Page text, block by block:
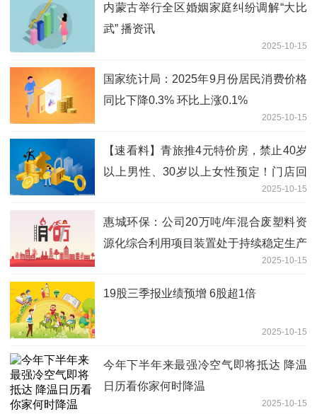
内蒙古举行全区婚姻家庭纠纷调解“大比
武” 播资讯
2025-10-15
国家统计局：2025年9月份居民消费价格
同比下降0.3% 环比上涨0.1%
2025-10-15
【速看料】青旅推4元特价房，禁止40岁
以上男性、30岁以上女性预定！门店回
2025-10-15
惠城环保：公司20万吨/年混合废塑料资
源化综合利用项目装置处于持续稳定生产
2025-10-15
19股三季报业绩预增 6股超1倍
2025-10-15
今年下半年来最强冷空气即将抵达 降温
日历看你家何时降温
2025-10-15